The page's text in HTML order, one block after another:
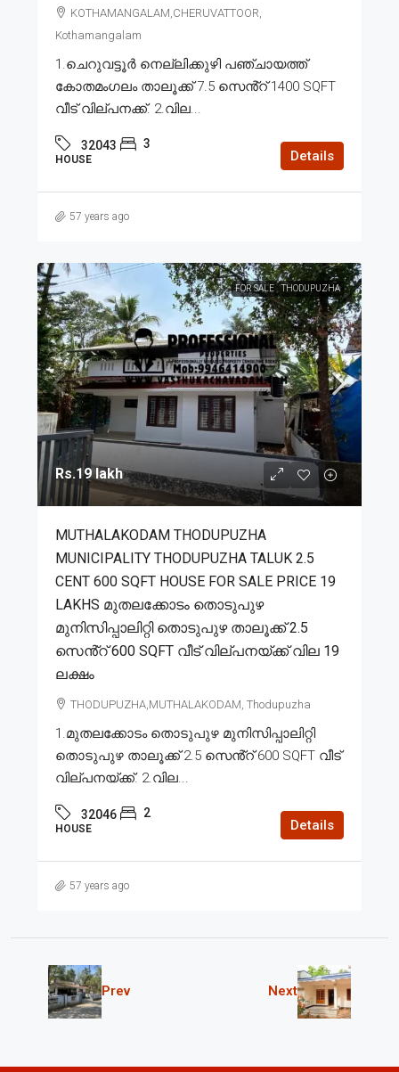
KOTHAMANGALAM,CHERUVATTOOR,
Kothamangalam
1.ചെറുവട്ടൂർ നെല്ലിക്കുഴി പഞ്ചായത്ത്
കോതമംഗലം താലൂക്ക് 7.5 സെൻ്റ് 1400 SQFT
വീട് വില്പനക്ക്. 2.വില...
32043 3
HOUSE Details
57 years ago
FOR SALE THODUPUZHA
Rs.19 lakh
MUTHALAKODAM THODUPUZHA
MUNICIPALITY THODUPUZHA TALUK 2.5
CENT 600 SQFT HOUSE FOR SALE PRICE 19
LAKHS മുതലക്കോടം തൊടുപുഴ
മുനിസിപ്പാലിറ്റി തൊടുപുഴ താലൂക്ക് 2.5
സെൻ്റ് 600 SQFT വീട് വില്പനയ്ക്ക് വില 19
ലക്ഷം
THODUPUZHA,MUTHALAKODAM, Thodupuzha
1.മുതലക്കോടം തൊടുപുഴ മുനിസിപ്പാലിറ്റി
തൊടുപുഴ താലൂക്ക് 2.5 സെൻ്റ് 600 SQFT വീട്
വില്പനയ്ക്ക്. 2.വില...
32046 2
HOUSE Details
57 years ago
Prev Next